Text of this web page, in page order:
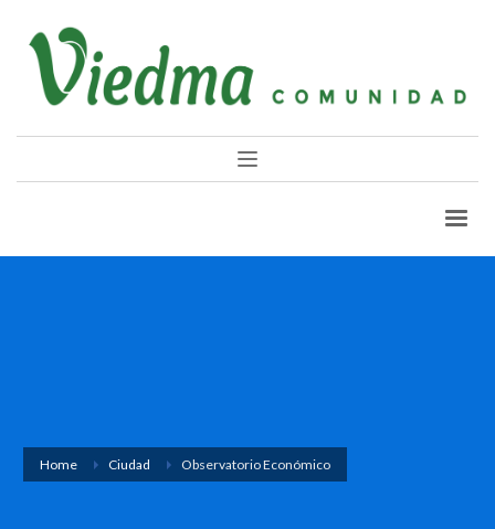
Home Ciudad Observatorio Económico